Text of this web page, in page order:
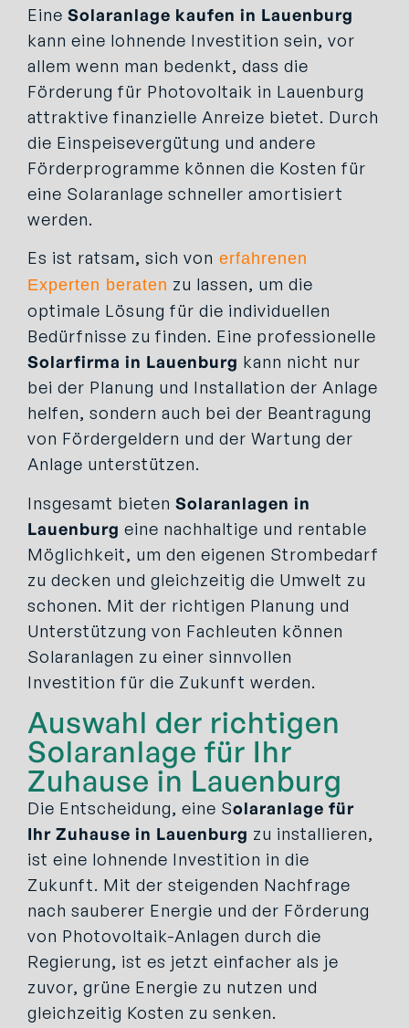
Eine Solaranlage kaufen in Lauenburg
kann eine lohnende Investition sein, vor
allem wenn man bedenkt, dass die
Förderung für Photovoltaik in Lauenburg
attraktive finanzielle Anreize bietet. Durch
die Einspeisevergütung und andere
Förderprogramme können die Kosten für
eine Solaranlage schneller amortisiert
werden.
Es ist ratsam, sich von erfahrenen
Experten beraten zu lassen, um die
optimale Lösung für die individuellen
Bedürfnisse zu finden. Eine professionelle
Solarfirma in Lauenburg kann nicht nur
bei der Planung und Installation der Anlage
helfen, sondern auch bei der Beantragung
von Fördergeldern und der Wartung der
Anlage unterstützen.
Insgesamt bieten Solaranlagen in
Lauenburg eine nachhaltige und rentable
Möglichkeit, um den eigenen Strombedarf
zu decken und gleichzeitig die Umwelt zu
schonen. Mit der richtigen Planung und
Unterstützung von Fachleuten können
Solaranlagen zu einer sinnvollen
Investition für die Zukunft werden.
Auswahl der richtigen
Solaranlage für Ihr
Zuhause in Lauenburg
Die Entscheidung, eine Solaranlage für
Ihr Zuhause in Lauenburg zu installieren,
ist eine lohnende Investition in die
Zukunft. Mit der steigenden Nachfrage
nach sauberer Energie und der Förderung
von Photovoltaik-Anlagen durch die
Regierung, ist es jetzt einfacher als je
zuvor, grüne Energie zu nutzen und
gleichzeitig Kosten zu senken.